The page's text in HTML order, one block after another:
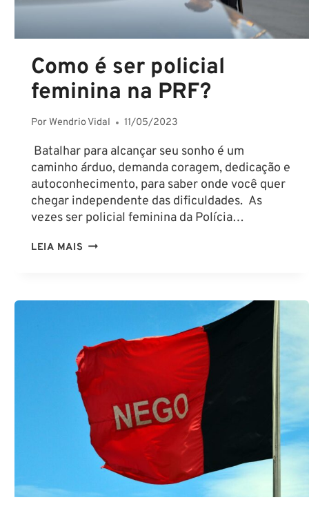
Como é ser policial
feminina na PRF?
PorWendrio Vidal 11/05/2023
Batalhar para alcançar seu sonho é um
caminho árduo, demanda coragem, dedicação e
autoconhecimento, para saber onde você quer
chegar independente das dificuldades. As
vezes ser policial feminina da Polícia…
LEIA MAIS COMO
PRF?